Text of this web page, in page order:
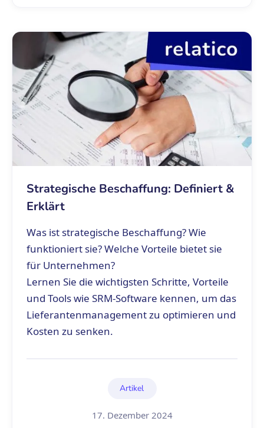
Strategische Beschaffung: Definiert &
Erklärt
Was ist strategische Beschaffung? Wie
funktioniert sie? Welche Vorteile bietet sie
für Unternehmen?
Lernen Sie die wichtigsten Schritte, Vorteile
und Tools wie SRM-Software kennen, um das
Lieferantenmanagement zu optimieren und
Kosten zu senken.
Artikel
17. Dezember 2024